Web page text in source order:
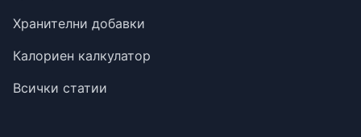
Хранителни добавки
Калориен калкулатор
Всички статии